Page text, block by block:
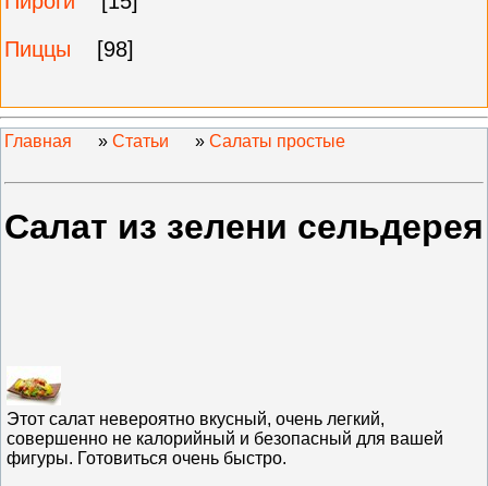
Пиццы
[98]
Главная » Статьи » Салаты простые
Салат из зелени сельдерея
Этот салат невероятно вкусный, очень легкий,
совершенно не калорийный и безопасный для вашей
фигуры. Готовиться очень быстро.